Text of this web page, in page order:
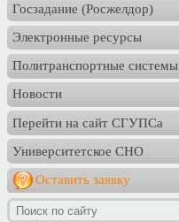
Госзадание (Росжелдор)
Электронные ресурсы
Политранспортные системы
Новости
Перейти на сайт СГУПСа
Университетское СНО
Оставить заявку